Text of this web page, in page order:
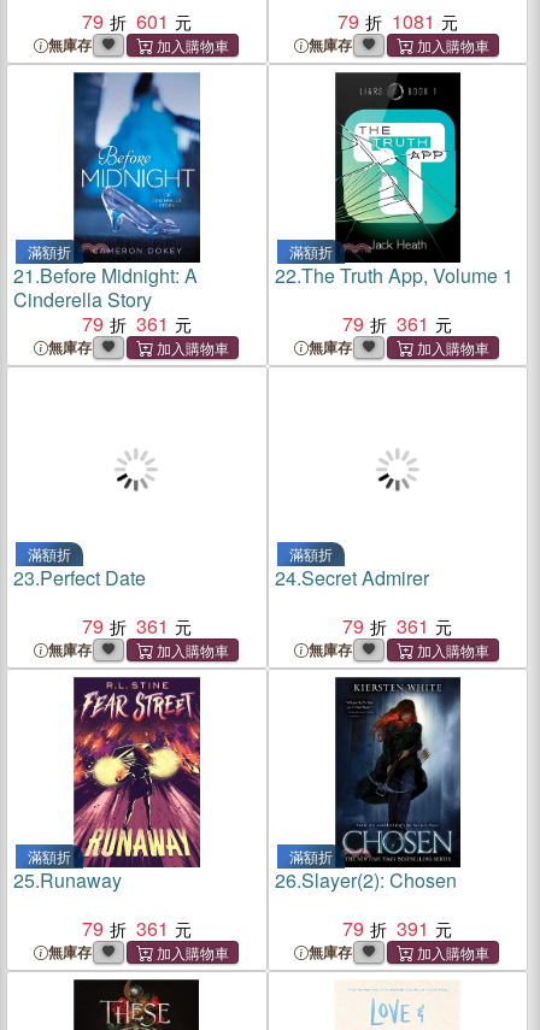
79 601
無庫存
79 1081
無庫存
滿額折
21.Before Midnight: A
Cinderella Story
79
361
無庫存
滿額折
22.The Truth App, Volume 1
79
361
無庫存
滿額折
23.Perfect Date
79
361
無庫存
滿額折
24.Secret Admirer
79
361
無庫存
滿額折
25.Runaway
79
361
無庫存
滿額折
26.Slayer(2): Chosen
79
391
無庫存